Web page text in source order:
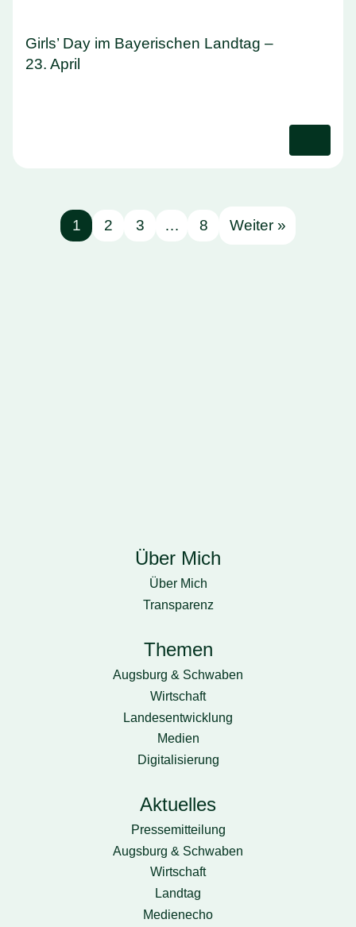
Girls’ Day im Bayerischen Landtag –
23. April
1 2 3 … 8 Weiter »
Über Mich
Über Mich
Transparenz
Themen
Augsburg & Schwaben
Wirtschaft
Landesentwicklung
Medien
Digitalisierung
Aktuelles
Pressemitteilung
Augsburg & Schwaben
Wirtschaft
Landtag
Medienecho